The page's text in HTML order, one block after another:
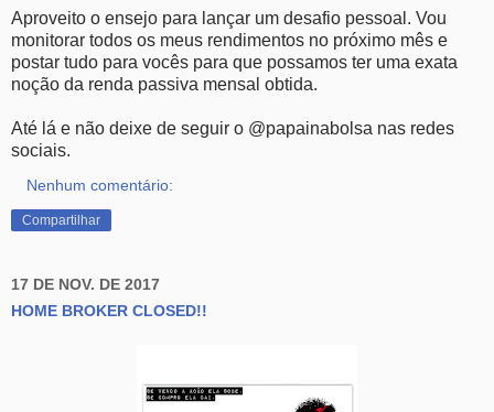
Aproveito o ensejo para lançar um desafio pessoal. Vou
monitorar todos os meus rendimentos no próximo mês e
postar tudo para vocês para que possamos ter uma exata
noção da renda passiva mensal obtida.
Até lá e não deixe de seguir o @papainabolsa nas redes
sociais.
Nenhum comentário:
Compartilhar
17 DE NOV. DE 2017
HOME BROKER CLOSED!!